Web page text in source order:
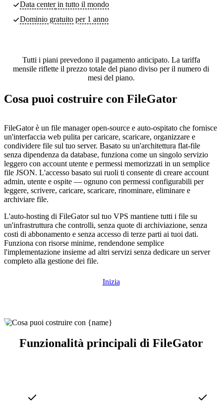
Data centerin tutto il mondo
Dominio gratuito per 1 anno
Tutti i piani prevedono il pagamento anticipato. La tariffa
mensile riflette il prezzo totale del piano diviso per il numero di
mesi del piano.
Cosa puoi costruire con FileGator
FileGator è un file manager open-source e auto-ospitato che fornisce
un'interfaccia web pulita per caricare, scaricare, organizzare e
condividere file sul tuo server. Basato su un'architettura flat-file
senza dipendenza da database, funziona come un singolo servizio
leggero con account utente e permessi memorizzati in un semplice
file JSON. L'accesso basato sui ruoli ti consente di creare account
admin, utente e ospite — ognuno con permessi configurabili per
leggere, scrivere, caricare, scaricare, rinominare, eliminare e
archiviare file.
L'auto-hosting di FileGator sul tuo VPS mantiene tutti i file su
un'infrastruttura che controlli, senza quote di archiviazione, senza
costi di abbonamento e senza accesso di terze parti ai tuoi dati.
Funziona con risorse minime, rendendone semplice
l'implementazione insieme ad altri servizi senza dedicare un server
completo alla gestione dei file.
Inizia
Funzionalità principali di FileGator